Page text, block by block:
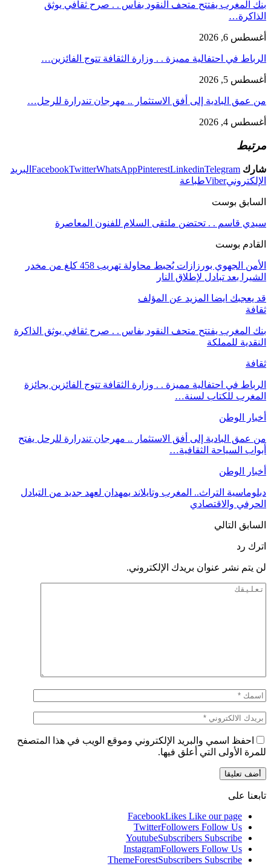
بنك المغرب يفتتح متحف النقود بفاس . . صرح ثقافي يوثق
الذاكرة…
أغسطس 6, 2026
الرباط في احتفالية مميزة . . وزارة الثقافة تتوج الفائزين…
أغسطس 5, 2026
من عمق البادية إلى أفق الاستثمار .. مهرجان تندرارة للرحل…
أغسطس 4, 2026
مرتبط
شارك FacebookTwitterWhatsAppPinterestLinkedinTelegram
البريد
الإلكترونيViberطباعة
السابق بوست
سيدي قاسم . . تحتضن ملتقى السلام للفنون المعاصرة
القادم بوست
الأمن الجهوي بورزازات يُحبط محاولة تهريب 458 كلغ من مخدر
الشيرا بعد تبادل لإطلاق النار
قد يعجبك ايضا المزيد عن المؤلف
ثقافة
بنك المغرب يفتتح متحف النقود بفاس . . صرح ثقافي يوثق الذاكرة
النقدية للمملكة
ثقافة
الرباط في احتفالية مميزة . . وزارة الثقافة تتوج الفائزين بجائزة
المغرب للكتاب لسنة…
أخبار الوطن
من عمق البادية إلى أفق الاستثمار .. مهرجان تندرارة للرحل يفتح
أبواب السياحة الثقافية…
أخبار الوطن
دبلوماسية التراث.. المغرب وتايلاند يمهدان لعهد جديد من التبادل
الحرفي والاقتصادي
السابق التالي
اترك رد
لن يتم نشر عنوان بريدك الإلكتروني.
احفظ اسمي والبريد الإلكتروني وموقع الويب في هذا المتصفح
للمرة الأولى التي أعلق فيها.
تابعنا على
FacebookLikes Like our page
TwitterFollowers Follow Us
YoutubeSubscribers Subscribe
InstagramFollowers Follow Us
ThemeForestSubscribers Subscribe